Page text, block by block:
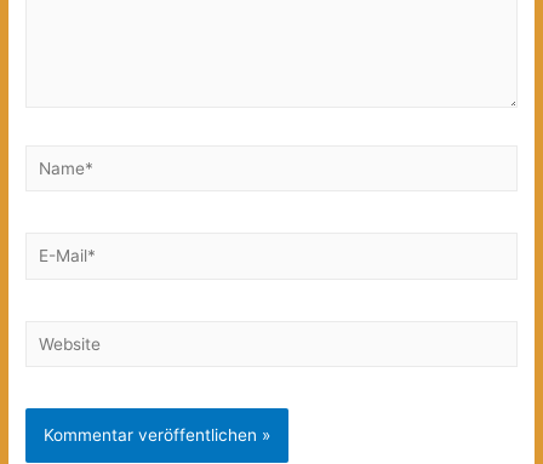
Name*
E-
Website